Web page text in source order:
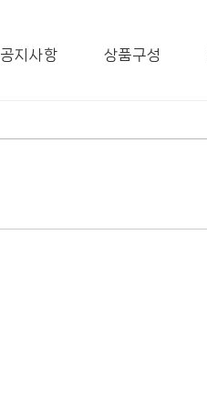
공지사항 상품구성